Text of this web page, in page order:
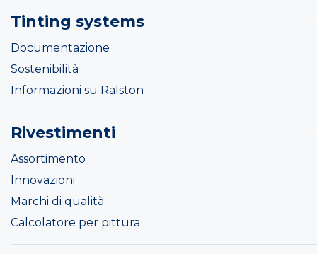
Tinting systems
Documentazione
Sostenibilità
Informazioni su Ralston
Rivestimenti
Assortimento
Innovazioni
Marchi di qualità
Calcolatore per pittura